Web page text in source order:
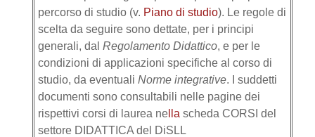
percorso di studio (v. Piano di studio). Le regole di
scelta da seguire sono dettate, per i principi
generali, dal Regolamento Didattico, e per le
condizioni di applicazioni specifiche al corso di
studio, da eventuali Norme integrative. I suddetti
documenti sono consultabili nelle pagine dei
rispettivi corsi di laurea ne lla scheda CORSI del
settore DIDATTICA del DiSLL